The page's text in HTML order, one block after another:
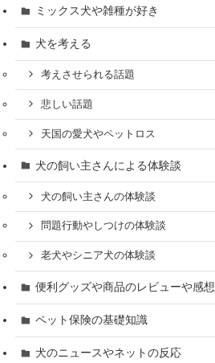
ミックス犬や雑種が好き
犬を考える
考えさせられる話題
悲しい話題
天国の愛犬やペットロス
犬の飼い主さんによる体験談
犬の飼い主さんの体験談
問題行動やしつけの体験談
老犬やシニア犬の体験談
便利グッズや商品のレビューや感想
ペット保険の基礎知識
犬のニュースやネットの反応